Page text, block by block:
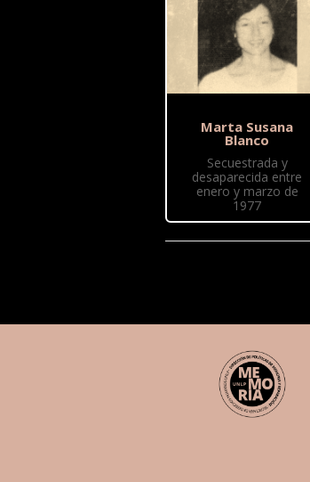
Marta Susana
Blanco
Secuestrada y
desaparecida entre
enero y marzo de
1977